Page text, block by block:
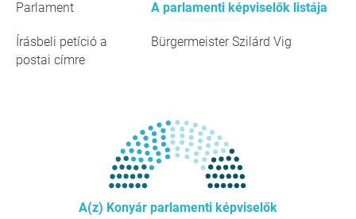
Parlament A parlamenti képviselők listája
Írásbeli petíció a
postai címre
Bürgermeister Szilárd Vig
A(z) Konyár parlamenti képviselők